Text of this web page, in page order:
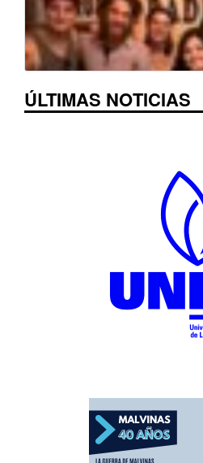
ÚLTIMAS NOTICIAS